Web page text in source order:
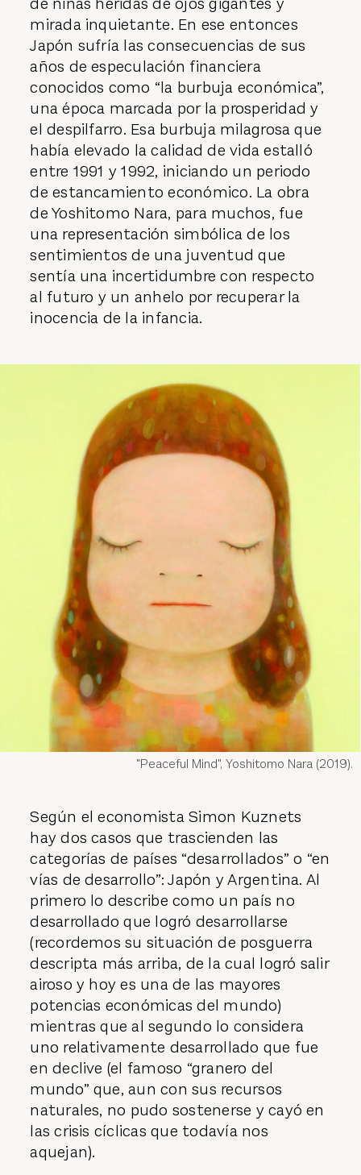
mirada inquietante. En ese entonces
Japón sufría las consecuencias de sus
años de especulación financiera
conocidos como “la burbuja económica”,
una época marcada por la prosperidad y
el despilfarro. Esa burbuja milagrosa que
había elevado la calidad de vida estalló
entre 1991 y 1992, iniciando un periodo
de estancamiento económico. La obra
de Yoshitomo Nara, para muchos, fue
una representación simbólica de los
sentimientos de una juventud que
sentía una incertidumbre con respecto
al futuro y un anhelo por recuperar la
inocencia de la infancia.
"Peaceful Mind", Yoshitomo Nara (2019).
Según el economista Simon Kuznets
hay dos casos que trascienden las
categorías de países “desarrollados” o “en
vías de desarrollo”: Japón y Argentina. Al
primero lo describe como un país no
desarrollado que logró desarrollarse
(recordemos su situación de posguerra
descripta más arriba, de la cual logró salir
airoso y hoy es una de las mayores
potencias económicas del mundo)
mientras que al segundo lo considera
uno relativamente desarrollado que fue
en declive (el famoso “granero del
mundo” que, aun con sus recursos
naturales, no pudo sostenerse y cayó en
las crisis cíclicas que todavía nos
aquejan).